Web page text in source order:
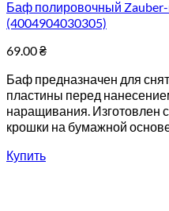
Баф полировочный
(4004904030305)
69.00₴
Баф предназначен для
пластины перед
наращивания. Изготовлен
крошки на бумажной
Купить